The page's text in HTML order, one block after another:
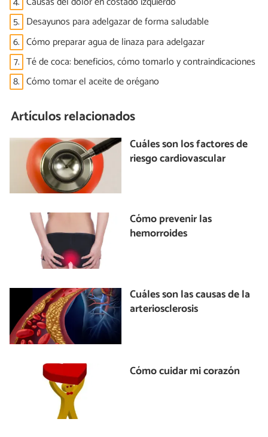
5. Desayunos para adelgazar de forma saludable
6. Cómo preparar agua de linaza para adelgazar
7. Té de coca: beneficios, cómo tomarlo y contraindicaciones
8. Cómo tomar el aceite de orégano
Artículos relacionados
Cuáles son los factores de
riesgo cardiovascular
Cómo prevenir las
hemorroides
Cuáles son las causas de la
arteriosclerosis
Cómo cuidar mi corazón